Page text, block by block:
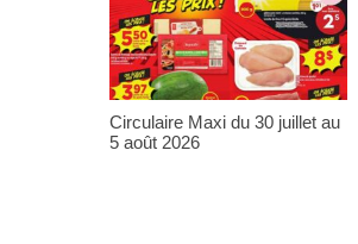
Circulaire Maxi du 30 juillet au
5 août 2026